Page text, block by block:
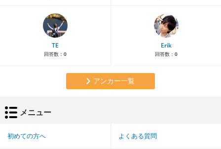
TE
回答数： 0
Erik
回答数： 0
アンカー一覧
メニュー
初めての方へ よくある質問